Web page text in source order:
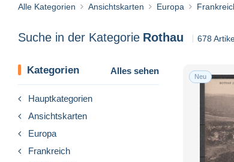
Alle Kategorien Ansichtskarten Europa
Suche in der Kategorie Rothau 678
Kategorien Alles sehen
Hauptkategorien
Ansichtskarten
Europa
Frankreich
Neu